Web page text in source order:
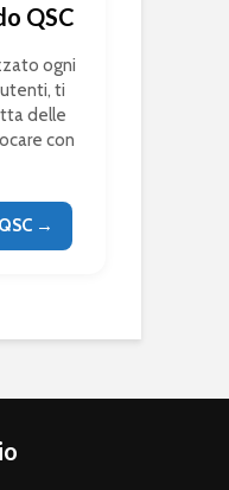
QSC
ogni
ti
delle
con
→